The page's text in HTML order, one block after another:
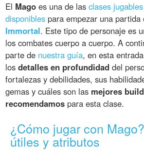
El Mago es una de lasclases
disponibles para empezar una partida
Immortal. Este tipo de personaje es
los combates cuerpo a cuerpo. A
parte de nuestra guía, en esta
losdetalles en profundidad del
fortalezas y debilidades, sus
gemas y cuáles son las mejores
recomendamos para esta clase.
¿Cómo jugar con
útiles y atributos